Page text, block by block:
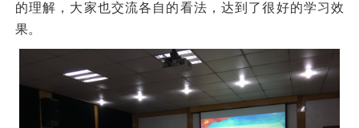
的理解，大家也交流各自的看法，达到了很好的学习效
果。